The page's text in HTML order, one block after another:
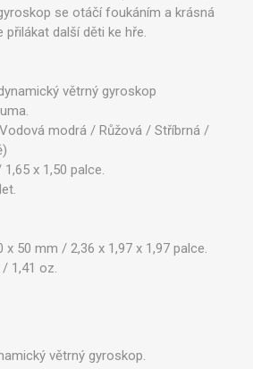
se otáčí foukáním a krásná
další děti ke hře.
větrný gyroskop
modrá / Růžová / Stříbrná /
x 1,50 palce.
x 50 mm / 2,36 x 1,97 x 1,97 palce.
1,41 oz.
větrný gyroskop.